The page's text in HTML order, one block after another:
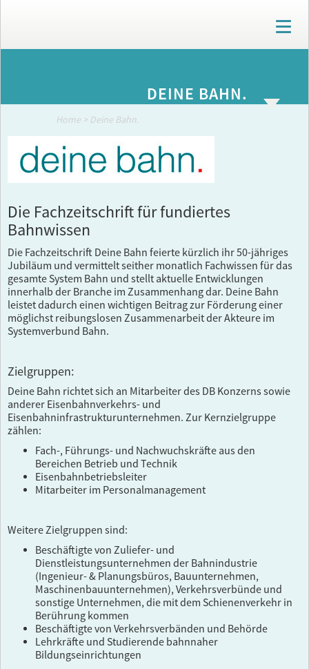
T
o
g
n
DEINE BAHN.
Home > Deine Bahn.
Die Fachzeitschrift für fundiertes
Bahnwissen
Die Fachzeitschrift Deine Bahn feierte kürzlich ihr 50-jähriges
Jubiläum und vermittelt seither monatlich Fachwissen für das
gesamte System Bahn und stellt aktuelle Entwicklungen
innerhalb der Branche im Zusammenhang dar. Deine Bahn
leistet dadurch einen wichtigen Beitrag zur Förderung einer
möglichst reibungslosen Zusammenarbeit der Akteure im
Systemverbund Bahn.
Zielgruppen:
Deine Bahn richtet sich an Mitarbeiter des DB Konzerns sowie
anderer Eisenbahnverkehrs- und
Eisenbahninfrastrukturunternehmen. Zur Kernzielgruppe
zählen:
Fach-, Führungs- und Nachwuchskräfte aus den
Bereichen Betrieb und Technik
Eisenbahnbetriebsleiter
Mitarbeiter im Personalmanagement
Weitere Zielgruppen sind:
Beschäftigte von Zuliefer- und
Dienstleistungsunternehmen der Bahnindustrie
(Ingenieur- & Planungsbüros, Bauunternehmen,
Maschinenbauunternehmen), Verkehrsverbünde und
sonstige Unternehmen, die mit dem Schienenverkehr in
Berührung kommen
Beschäftigte von Verkehrsverbänden und Behörde
Lehrkräfte und Studierende bahnnaher
Bildungseinrichtungen